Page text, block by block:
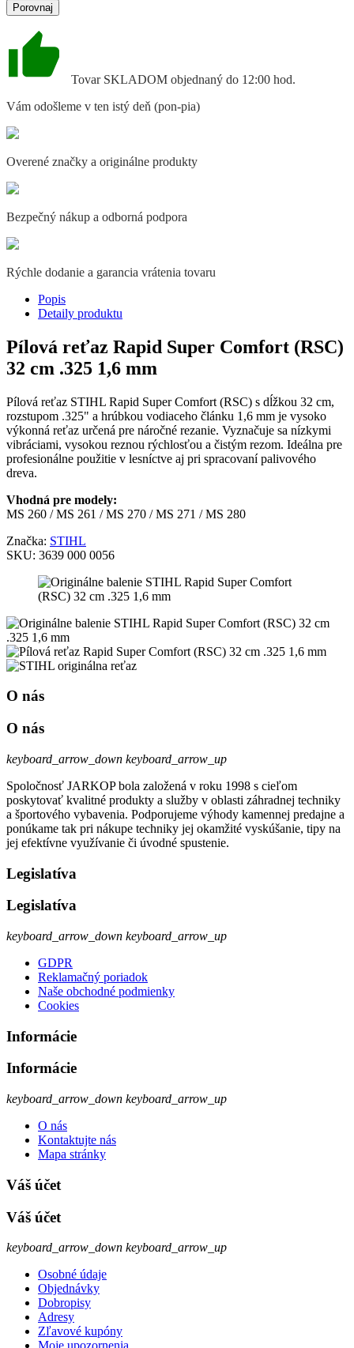
Porovnaj
Tovar SKLADOM objednaný do 12:00 hod.
Vám odošleme v ten istý deň (pon-pia)
Overené značky a originálne produkty
Bezpečný nákup a odborná podpora
Rýchle dodanie a garancia vrátenia tovaru
Popis
Detaily produktu
Pílová reťaz Rapid Super Comfort (RSC)
32 cm .325 1,6 mm
Pílová reťaz STIHL Rapid Super Comfort (RSC) s dĺžkou 32 cm,
rozstupom .325" a hrúbkou vodiaceho článku 1,6 mm je vysoko
výkonná reťaz určená pre náročné rezanie. Vyznačuje sa nízkymi
vibráciami, vysokou reznou rýchlosťou a čistým rezom. Ideálna pre
profesionálne použitie v lesníctve aj pri spracovaní palivového
dreva.
Vhodná pre modely:
MS 260 / MS 261 / MS 270 / MS 271 / MS 280
Značka: STIHL
SKU: 3639 000 0056
O nás
O nás
keyboard_arrow_down keyboard_arrow_up
Spoločnosť JARKOP bola založená v roku 1998 s cieľom
poskytovať kvalitné produkty a služby v oblasti záhradnej techniky
a športového vybavenia. Podporujeme výhody kamennej predajne a
ponúkame tak pri nákupe techniky jej okamžité vyskúšanie, tipy na
jej efektívne využívanie či úvodné spustenie.
Legislatíva
Legislatíva
keyboard_arrow_down keyboard_arrow_up
GDPR
Reklamačný poriadok
Naše obchodné podmienky
Cookies
Informácie
Informácie
keyboard_arrow_down keyboard_arrow_up
O nás
Kontaktujte nás
Mapa stránky
Váš účet
Váš účet
keyboard_arrow_down keyboard_arrow_up
Osobné údaje
Objednávky
Dobropisy
Adresy
Zľavové kupóny